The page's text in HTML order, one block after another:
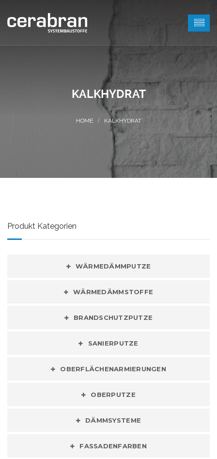
KALKHYDRAT
KALKHYDRAT
Produkt Kategorien
WÄRMEDÄMMPUTZE
WÄRMEDÄMMSTOFFE
BRANDSCHUTZPUTZE
SANIERPUTZE
OBERFLÄCHENARMIERUNGEN
OBERPUTZE
DÄMMSYSTEME
FASSADENFARBEN